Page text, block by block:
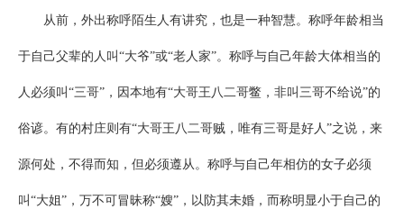
从前，外出称呼陌生人有讲究，也是一种智慧。称呼年龄相当
于自己父辈的人叫“大爷”或“老人家”。称呼与自己年龄大体相当的
人必须叫“三哥”，因本地有“大哥王八二哥鳖，非叫三哥不给说”的
俗谚。有的村庄则有“大哥王八二哥贼，唯有三哥是好人”之说，来
源何处，不得而知，但必须遵从。称呼与自己年相仿的女子必须
叫“大姐”，万不可冒昧称“嫂”，以防其未婚，而称明显小于自己的